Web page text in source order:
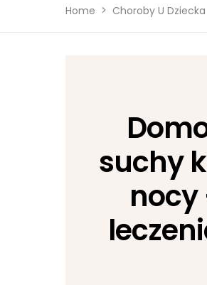
Home Choroby U Dziecka
suchy
nocy